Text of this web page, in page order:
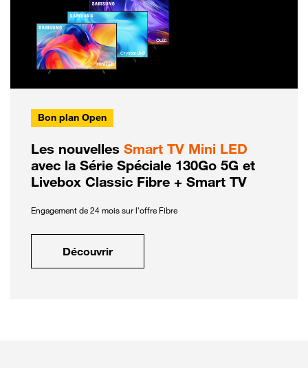
Bon plan Open
Les nouvelles Smart TV Mini LED
avec la Série Spéciale 130Go 5G et
Livebox Classic Fibre + Smart TV
Engagement de 24 mois sur l'offre Fibre
Découvrir